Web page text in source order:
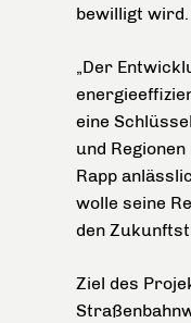
bewilligt wird.
„Der
eine
und
Rapp
wolle seine
den
Ziel des